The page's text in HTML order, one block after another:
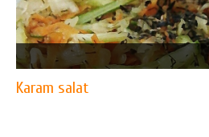
Karam salat